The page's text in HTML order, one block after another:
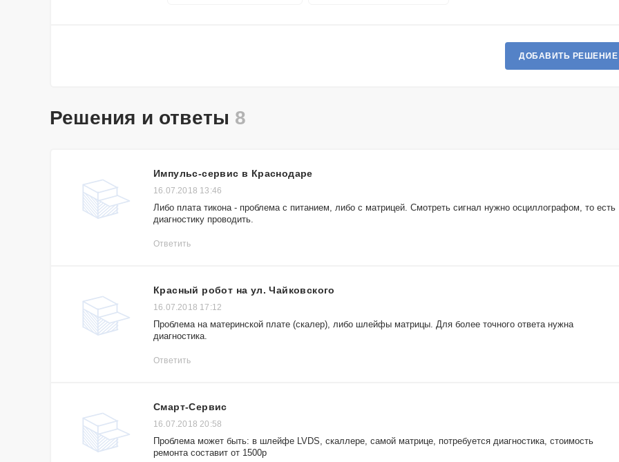
ДОБАВИТЬ РЕШЕНИЕ
Решения и ответы 8
Импульс-сервис в Краснодаре
16.07.2018 13:46
Либо плата тикона - проблема с питанием, либо с матрицей. Смотреть сигнал нужно осциллографом, то есть
диагностику проводить.
Ответить
Красный робот на ул. Чайковского
16.07.2018 17:12
Проблема на материнской плате (скалер), либо шлейфы матрицы. Для более точного ответа нужна
диагностика.
Ответить
Смарт-Сервис
16.07.2018 20:58
Проблема может быть: в шлейфе LVDS, скаллере, самой матрице, потребуется диагностика, стоимость
ремонта составит от 1500р